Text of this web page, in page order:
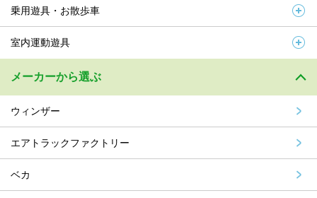
乗用遊具・お散歩車
室内運動遊具
メーカーから選ぶ
ウィンザー
エアトラックファクトリー
ベカ